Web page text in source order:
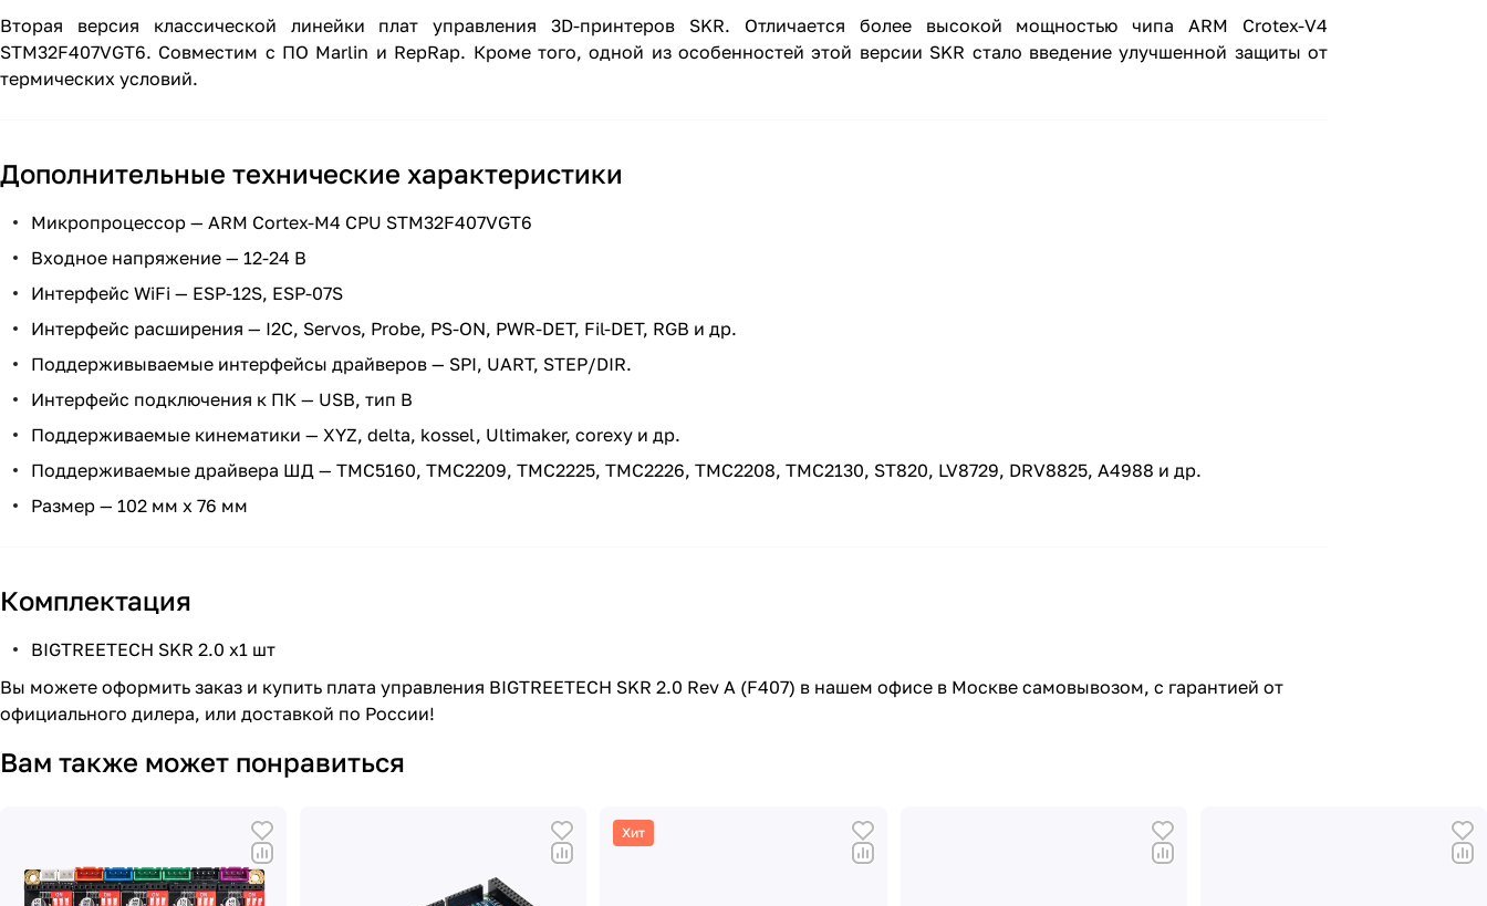
Вторая версия классической линейки плат управления 3D-принтеров SKR. Отличается более высокой мощностью чипа ARM Crotex-V4
STM32F407VGT6. Совместим с ПО Marlin и RepRap. Кроме того, одной из особенностей этой версии SKR стало введение улучшенной защиты от
термических условий.
Дополнительные технические характеристики
Микропроцессор — ARM Cortex-M4 CPU STM32F407VGT6
Входное напряжение — 12-24 В
Интерфейс WiFi — ESP-12S, ESP-07S
Интерфейс расширения — I2C, Servos, Probe, PS-ON, PWR-DET, Fil-DET, RGB и др.
Поддерживываемые интерфейсы драйверов — SPI, UART, STEP/DIR.
Интерфейс подключения к ПК — USB, тип B
Поддерживаемые кинематики — XYZ, delta, kossel, Ultimaker, corexy и др.
Поддерживаемые драйвера ШД — ТМС5160, ТМС2209, ТМС2225, ТМС2226, ТМС2208, ТМС2130, ST820, LV8729, DRV8825, A4988 и др.
Размер — 102 мм х 76 мм
Комплектация
BIGTREETECH SKR 2.0 х1 шт
Вы можете оформить заказ и купить плата управления BIGTREETECH SKR 2.0 Rev A (F407) в нашем офисе в Москве самовывозом, с гарантией от
официального дилера, или доставкой по России!
Вам также может понравиться
Хит